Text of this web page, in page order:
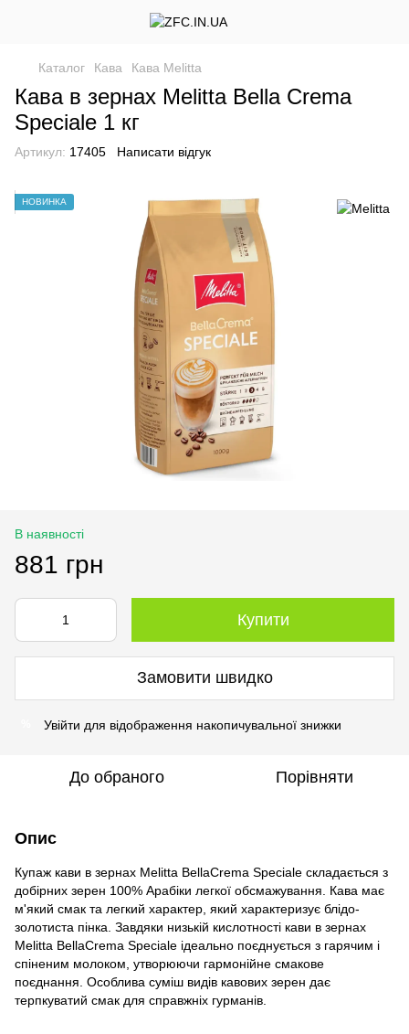
Каталог Кава Кава Melitta
Кава в зернах Melitta Bella Crema
Speciale 1 кг
Артикул: 17405 Написати відгук
НОВИНКА
В наявності
881 грн
Купити
Замовити швидко
Увійти для відображення накопичувальної знижки
До обраного Порівняти
Опис
Купаж кави в зернах Melitta BellaCrema Speciale складається з
добірних зерен 100% Арабіки легкої обсмажування. Кава має
м'який смак та легкий характер, який характеризує блідо-
золотиста пінка. Завдяки низькій кислотності кави в зернах
Melitta BellaCrema Speciale ідеально поєднується з гарячим і
спіненим молоком, утворюючи гармонійне смакове
поєднання. Особлива суміш видів кавових зерен дає
терпкуватий смак для справжніх гурманів.